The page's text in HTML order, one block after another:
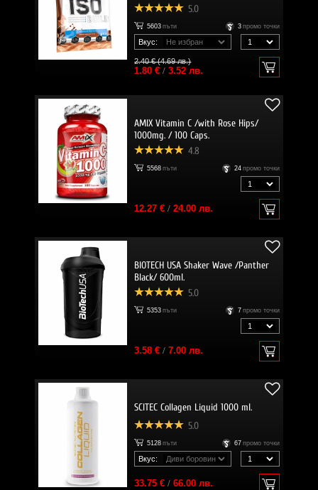
5.0
5603 пъти 3 промо точки
Вкус:
2.40 € (4.69 лв.)
1.80 €/ 3.52 лв.
AMIX Vitamin C /with Rose Hips/
1000mg. / 100 Caps.
4.8
5568 пъти 24 промо точки
12.27 €/ 24.00 лв.
BIOTECH USA Shaker Wave /Panther
Black/ 600ml.
5.0
5353 пъти 7 промо точки
3.58 €/ 7.00 лв.
SCITEC Collagen Liquid 1000 ml.
5.0
5128 пъти 67 промо точки
Вкус:
33.75 €/ 66.00 лв.